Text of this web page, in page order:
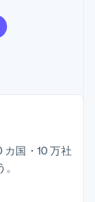
国・10 万社